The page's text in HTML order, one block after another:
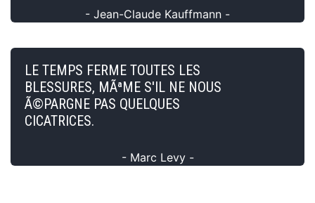
- Jean-Claude Kauffmann -
LE TEMPS FERME TOUTES LES
BLESSURES, MÃªME S'IL NE NOUS
Ã©PARGNE PAS QUELQUES
CICATRICES.
- Marc Levy -